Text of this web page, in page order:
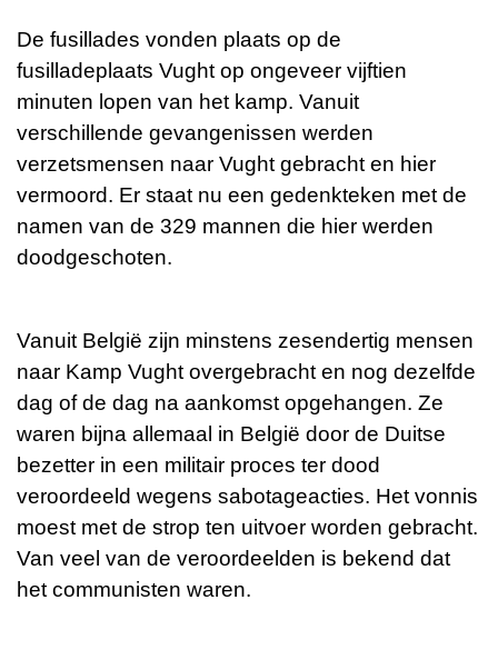
De fusillades vonden plaats op de
fusilladeplaats Vught op ongeveer vijftien
minuten lopen van het kamp. Vanuit
verschillende gevangenissen werden
verzetsmensen naar Vught gebracht en hier
vermoord. Er staat nu een gedenkteken met de
namen van de 329 mannen die hier werden
doodgeschoten.
Vanuit België zijn minstens zesendertig mensen
naar Kamp Vught overgebracht en nog dezelfde
dag of de dag na aankomst opgehangen. Ze
waren bijna allemaal in België door de Duitse
bezetter in een militair proces ter dood
veroordeeld wegens sabotageacties. Het vonnis
moest met de strop ten uitvoer worden gebracht.
Van veel van de veroordeelden is bekend dat
het communisten waren.